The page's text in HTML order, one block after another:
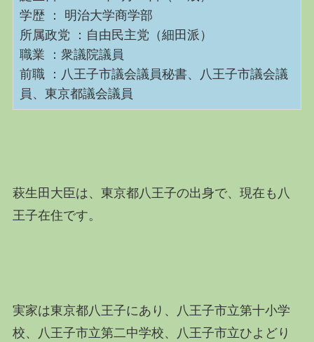
学歴 ： 明治大学商学部
所属政党 ：自由民主党（細田派）
職業 ：衆議院議員
前職 ：八王子市議会議員秘書、八王子市議会議
員、東京都議会議員
萩生田大臣は、東京都八王子の出身で、現在も八
王子在住です。
実家は東京都八王子にあり、八王子市立第十小学
校、八王子市立第二中学校、八王子市立ひよどり